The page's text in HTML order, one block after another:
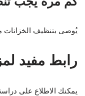
يُوصى بتنظيف الخزانات
رابط مفيد
يمكنك الاطلاع على